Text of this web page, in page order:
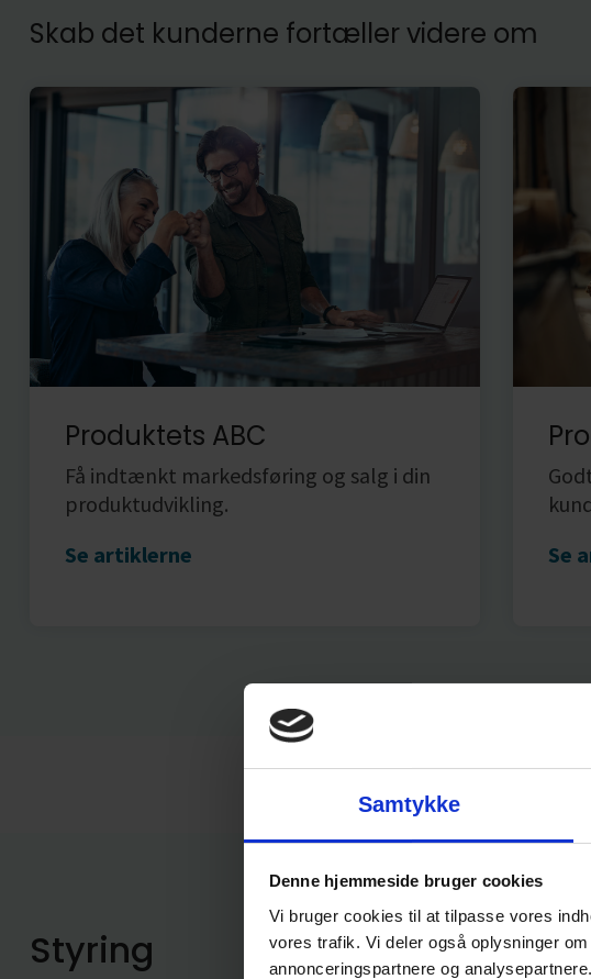
Samtykke
Denne hjemmeside bruger cookies
Vi bruger cookies til at tilpasse vores
vores trafik. Vi deler også oplysninger
annonceringspartnere og
Skab det kunderne fortæller videre om
Produktets ABC
Få indtænkt markedsføring og salg i din
produktudvikling.
Se artiklerne
Se
Styring